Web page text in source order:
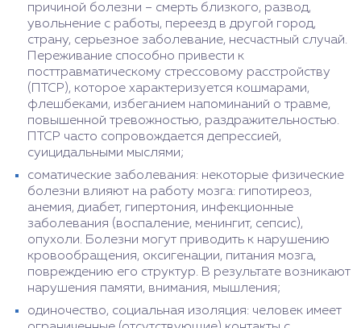
причиной болезни – смерть близкого, развод,
увольнение с работы, переезд в другой город,
страну, серьезное заболевание, несчастный случай.
Переживание способно привести к
посттравматическому стрессовому расстройству
(ПТСР), которое характеризуется кошмарами,
флешбеками, избеганием напоминаний о травме,
повышенной тревожностью, раздражительностью.
ПТСР часто сопровождается депрессией,
суицидальными мыслями;
соматические заболевания: некоторые физические
болезни влияют на работу мозга: гипотиреоз,
анемия, диабет, гипертония, инфекционные
заболевания (воспаление, менингит, сепсис),
опухоли. Болезни могут приводить к нарушению
кровообращения, оксигенации, питания мозга,
повреждению его структур. В результате возникают
нарушения памяти, внимания, мышления;
одиночество, социальная изоляция: человек имеет